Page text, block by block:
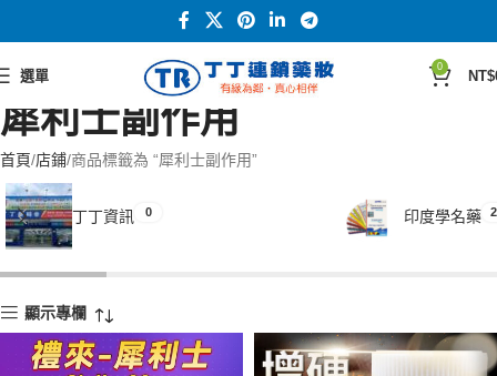
選單
0
NT$
犀利士副作用
首頁 店鋪 商品標籤為 “犀利士副作用”
丁丁資訊 0 印度學名藥
顯示專欄